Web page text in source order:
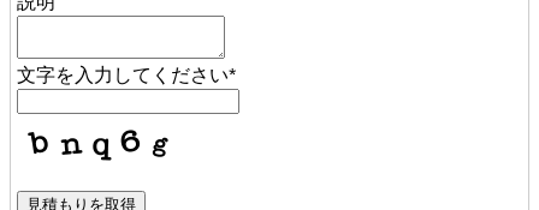
文字を入力してください*
見積もりを取得